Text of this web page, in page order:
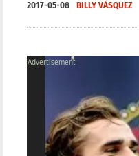
2017-05-08 BILLY VÁSQUEZ
X